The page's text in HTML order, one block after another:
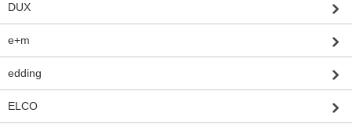
DUX
e+m
edding
ELCO